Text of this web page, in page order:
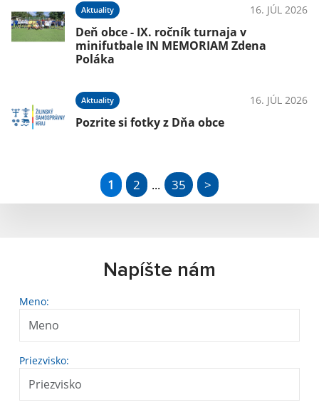
Aktuality 16. JÚL 2026
Deň obce - IX. ročník turnaja v
minifutbale IN MEMORIAM Zdena
Poláka
Aktuality 16. JÚL 2026
Pozrite si fotky z Dňa obce
1 2 ... 35 >
Napíšte nám
Meno:
Priezvisko: